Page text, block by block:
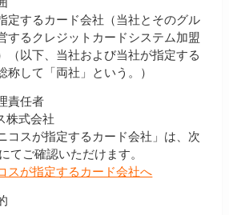
定するカード会社（当社とそのグル
するクレジットカードシステム加盟
（以下、当社および当社が指定する
称して「両社」という。）
責任者
株式会社
コスが指定するカード会社」は、次
てご確認いただけます。
スが指定するカード会社へ